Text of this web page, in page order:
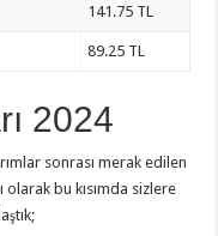
141.75 TL
89.25 TL
2024
sonrası merak edilen
olarak bu kısımda sizlere